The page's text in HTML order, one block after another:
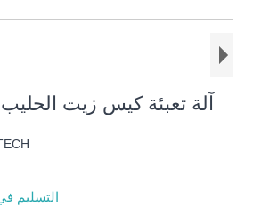
آلة تعبئة كيس زيت
التسليم